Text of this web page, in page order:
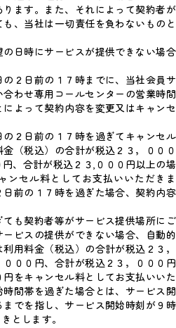
ます。また、それによって契約者が
、当社は一切責任を負わないものと
日時にサービスが提供できない場合
２日前の１７時までに、当社会員サ
わせ専用コールセンターの営業時間
よって契約内容を変更又はキャンセ
２日前の１７時を過ぎてキャンセル
（税込）の合計が税込２３，０００
、合計が税込２３,０００円以上の場
ンセル料としてお支払いいただきま
前の１７時を過ぎた場合、契約内容
も契約者等がサービス提供場所にご
ビスの提供ができない場合、自動的
用料金（税込）の合計が税込２３，
００円、合計が税込２３，０００円
をキャンセル料としてお支払いいた
間帯を過ぎた場合とは、サービス開
でを指し、サービス開始時刻が９時
とします。